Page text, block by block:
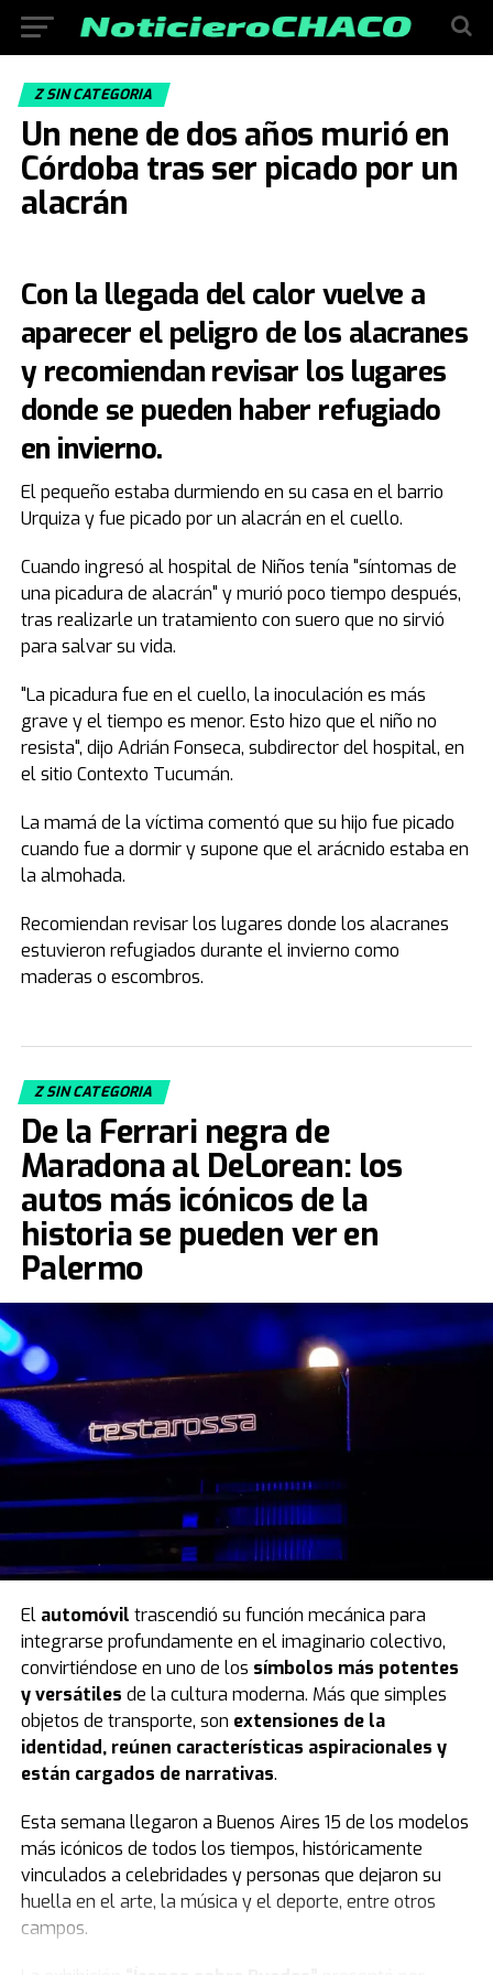
Z SIN CATEGORIA
Un nene de dos años murió en
Córdoba tras ser picado por un
alacrán
Con la llegada del calor vuelve a
aparecer el peligro de los alacranes
y recomiendan revisar los lugares
donde se pueden haber refugiado
en invierno.
El pequeño estaba durmiendo en su casa en el barrio
Urquiza y fue picado por un alacrán en el cuello.
Cuando ingresó al hospital de Niños tenía "síntomas de
una picadura de alacrán" y murió poco tiempo después,
tras realizarle un tratamiento con suero que no sirvió
para salvar su vida.
"La picadura fue en el cuello, la inoculación es más
grave y el tiempo es menor. Esto hizo que el niño no
resista", dijo Adrián Fonseca, subdirector del hospital, en
el sitio Contexto Tucumán.
La mamá de la víctima comentó que su hijo fue picado
cuando fue a dormir y supone que el arácnido estaba en
la almohada.
Recomiendan revisar los lugares donde los alacranes
estuvieron refugiados durante el invierno como
maderas o escombros.
Z SIN CATEGORIA
De la Ferrari negra de
Maradona al DeLorean: los
autos más icónicos de la
historia se pueden ver en
Palermo
El automóvil trascendió su función mecánica para
integrarse profundamente en el imaginario colectivo,
convirtiéndose en uno de los símbolos más potentes
y versátiles de la cultura moderna. Más que simples
objetos de transporte, son extensiones de la
identidad, reúnen características aspiracionales y
están cargados de narrativas.
Esta semana llegaron a Buenos Aires 15 de los modelos
más icónicos de todos los tiempos, históricamente
vinculados a celebridades y personas que dejaron su
huella en el arte, la música y el deporte, entre otros
campos.